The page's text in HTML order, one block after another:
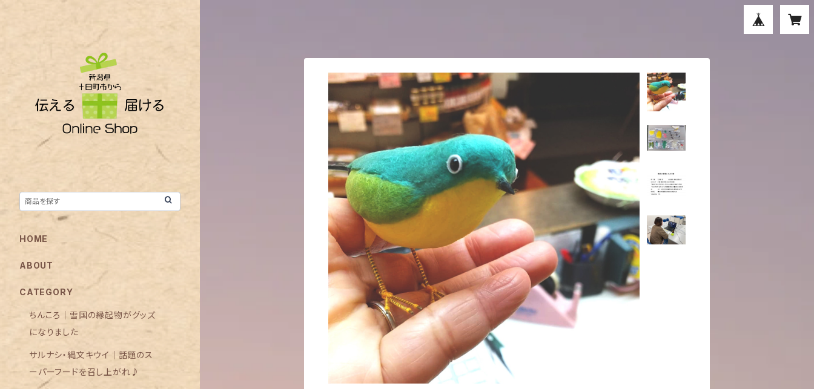
HOME
ABOUT
CATEGORY
ちんころ｜雪国の縁起物がグッズ
になりました
サルナシ・縄文キウイ｜話題のス
ーパーフードを召し上がれ♪